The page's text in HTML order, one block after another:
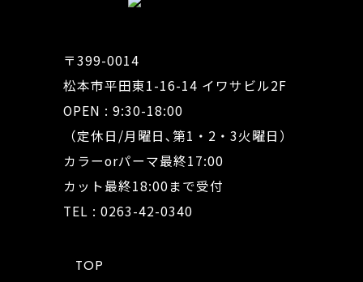
〒399-0014
松本市平田東1-16-14 イワサビル2F
OPEN : 9:30-18:00
（定休日/月曜日､第1・2・3火曜日）
カラーorパーマ最終17:00
カット最終18:00まで受付
TEL : 0263-42-0340
TOP